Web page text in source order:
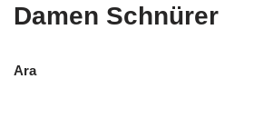
Damen Schnürer
Ara